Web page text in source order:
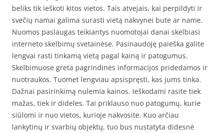
beliks tik ieškoti kitos vietos. Tais atvejais, kai perpildyti ir
svečių namai galima surasti vietą nakvynei bute ar name.
Nuomos paslaugas teikiantys nuomotojai danai skelbiasi
interneto skelbimų svetainėse. Pasinaudoję paieška galite
lengvai rasti tinkamą vietą pagal kainą ir patogumus.
Skelbimuose greta pagrindinės informacijos pridedamos ir
nuotraukos. Tuomet lengviau apsispręsti, kas jums tinka.
Dažnai pasirinkimą nulemia kainos. Ieškodami rasite tiek
mažas, tiek ir dideles. Tai priklauso nuo patogumų, kurie
siūlomi ir nuo vietos, kurioje nakvosite. Kuo arčiau
lankytinų ir svarbių objektų, tuo bus nustatyta didesnė